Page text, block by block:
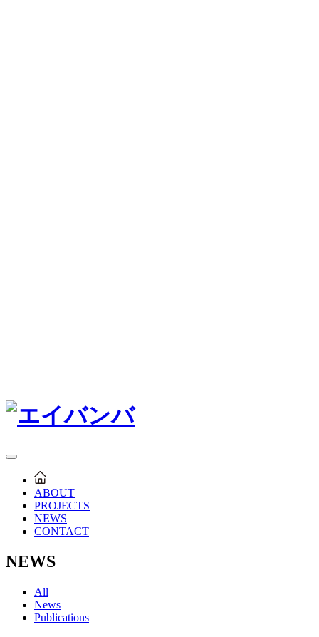
ABOUT
PROJECTS
NEWS
CONTACT
NEWS
All
News
Publications